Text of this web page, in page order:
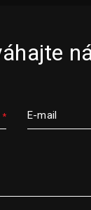
E-mail